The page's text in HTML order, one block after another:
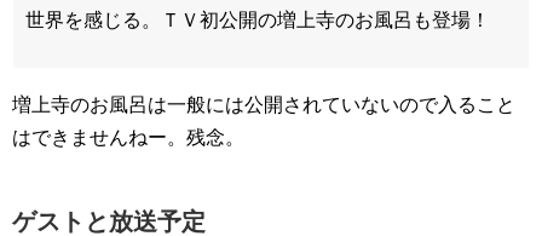
世界を感じる。ＴＶ初公開の増上寺のお風呂も登場！
増上寺のお風呂は一般には公開されていないので入ること
はできませんねー。残念。
ゲストと放送予定